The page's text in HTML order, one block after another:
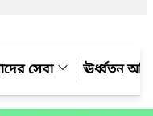
সেবা ঊর্ধ্বতন